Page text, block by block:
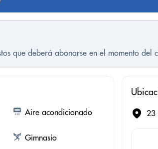
que deberá abonarse en el momento del
Aire acondicionado
Gimnasio
23